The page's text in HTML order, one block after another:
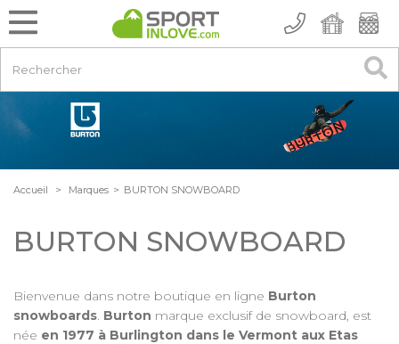
Accueil > Marques > BURTON SNOWBOARD
BURTON SNOWBOARD
Bienvenue dans notre boutique en ligne Burton
snowboards. Burton marque exclusif de snowboard, est
née en 1977 à Burlington dans le Vermont aux Etas